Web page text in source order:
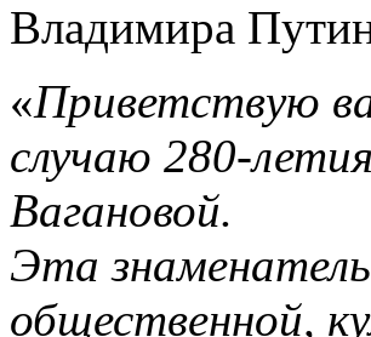
Владимира
«Приветствую
случаю 280-
Вагановой.
Эта
общественной,